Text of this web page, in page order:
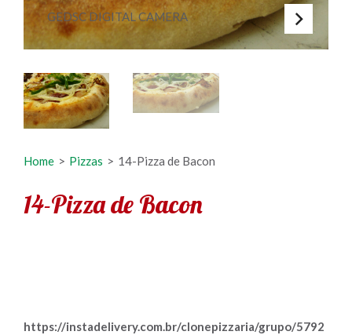
GEDSC DIGITAL CAMERA
Home > Pizzas > 14-Pizza de Bacon
14-Pizza de Bacon
https://instadelivery.com.br/clonepizzaria/grupo/5792